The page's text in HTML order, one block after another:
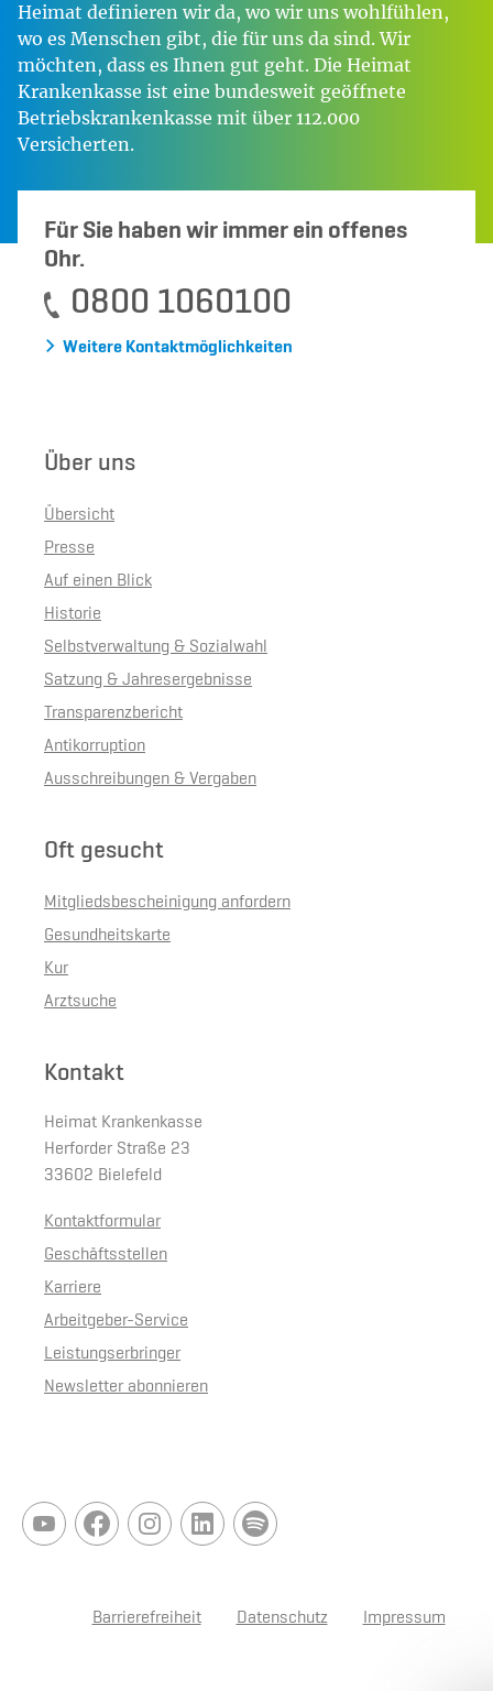
Heimat definieren wir da, wo wir uns wohlfühlen,
wo es Menschen gibt, die für uns da sind. Wir
möchten, dass es Ihnen gut geht. Die Heimat
Krankenkasse ist eine bundesweit geöffnete
Betriebskrankenkasse mit über 112.000
Versicherten.
Für Sie haben wir immer ein offenes
Ohr.
0800 1060100
Weitere Kontaktmöglichkeiten
Über uns
Übersicht
Presse
Auf einen Blick
Historie
Selbstverwaltung & Sozialwahl
Satzung & Jahresergebnisse
Transparenzbericht
Antikorruption
Ausschreibungen & Vergaben
Oft gesucht
Mitgliedsbescheinigung anfordern
Gesundheitskarte
Kur
Arztsuche
Kontakt
Heimat Krankenkasse
Herforder Straße 23
33602 Bielefeld
Kontaktformular
Geschäftsstellen
Karriere
Arbeitgeber-Service
Leistungserbringer
Newsletter abonnieren
Barrierefreiheit Datenschutz Impressum